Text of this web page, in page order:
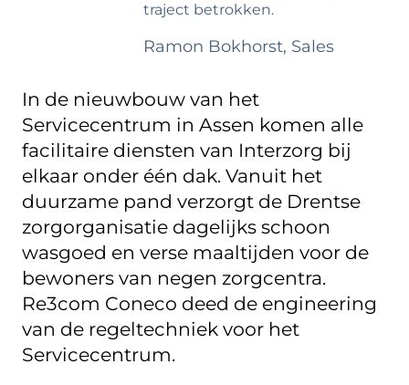
traject betrokken.
Ramon Bokhorst, Sales
In de nieuwbouw van het
Servicecentrum in Assen komen alle
facilitaire diensten van Interzorg bij
elkaar onder één dak. Vanuit het
duurzame pand verzorgt de Drentse
zorgorganisatie dagelijks schoon
wasgoed en verse maaltijden voor de
bewoners van negen zorgcentra.
Re3com Coneco deed de engineering
van de regeltechniek voor het
Servicecentrum.